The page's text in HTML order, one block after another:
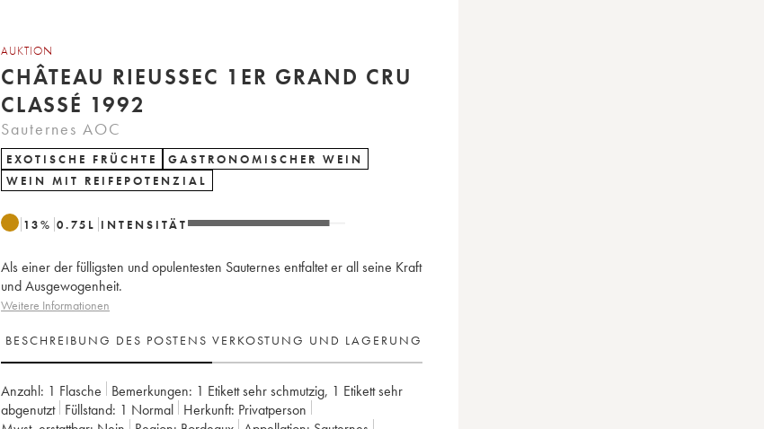
AUKTION
CHÂTEAU RIEUSSEC 1ER GRAND CRU
CLASSÉ 1992
Sauternes AOC
EXOTISCHE FRÜCHTE
GASTRONOMISCHER WEIN
WEIN MIT REIFEPOTENZIAL
13% 0.75 L INTENSITÄT
Als einer der fülligsten und opulentesten Sauternes entfaltet er all seine Kraft
und Ausgewogenheit.
Weitere Informationen
BESCHREIBUNG DES POSTENS VERKOSTUNG UND LAGERUNG
Anzahl: 1 Flasche Bemerkungen: 1 Etikett sehr schmutzig, 1 Etikett sehr
abgenutzt Füllstand: 1 Normal Herkunft:
privatperson